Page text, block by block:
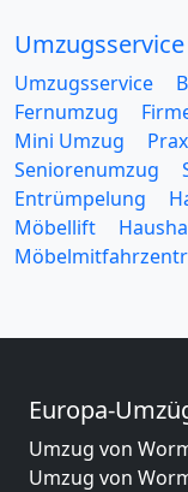
Umzugsservice
Umzugsservice
Fernumzug
Mini Umzug
Seniorenumzug
Entrümpelung
Möbellift
Europa-
Umzug von
Umzug von